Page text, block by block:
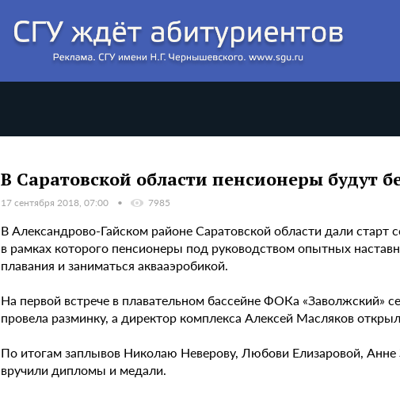
В Саратовской области пенсионеры будут
17 сентября 2018, 07:00 7985
В Александрово-Гайском районе Саратовской области дали старт
в рамках которого пенсионеры под руководством опытных
плавания и заниматься аквааэробикой.
На первой встрече в плавательном бассейне ФОКа «Заволжский»
провела разминку, а директор комплекса Алексей Масляков
По итогам заплывов Николаю Неверову, Любови Елизаровой,
вручили дипломы и медали.